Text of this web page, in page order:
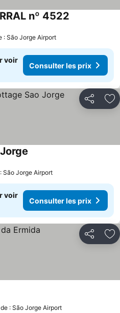
nº 4522
: São Jorge Airport
voir
Consulter les prix
Partager
São Jorge Airport
voir
Consulter les prix
Partager
: São Jorge Airport